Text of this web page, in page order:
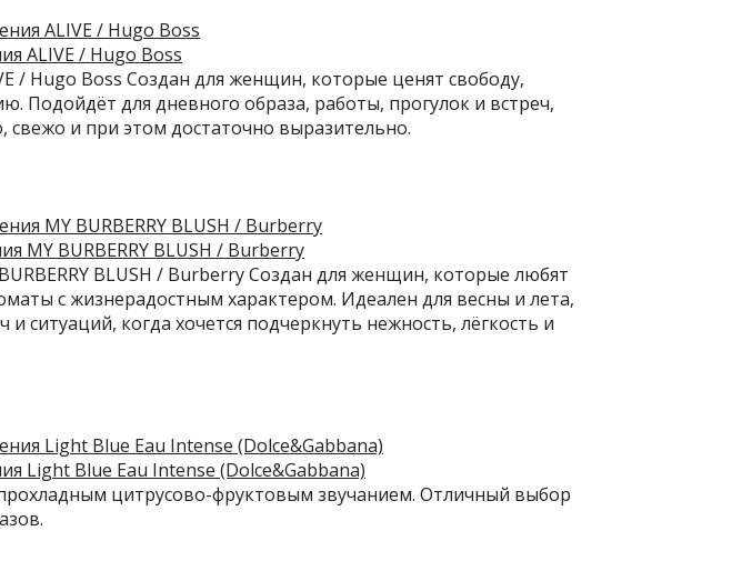
ALIVE / Hugo Boss
/ Hugo Boss Создан для женщин, которые ценят свободу,
Подойдёт для дневного образа, работы, прогулок и встреч,
свежо и при этом достаточно выразительно.
MY BURBERRY BLUSH / Burberry
BLUSH / Burberry Создан для женщин, которые любят
с жизнерадостным характером. Идеален для весны и лета,
ситуаций, когда хочется подчеркнуть нежность, лёгкость и
Light Blue Eau Intense (Dolce&Gabbana)
цитрусово-фруктовым звучанием. Отличный выбор